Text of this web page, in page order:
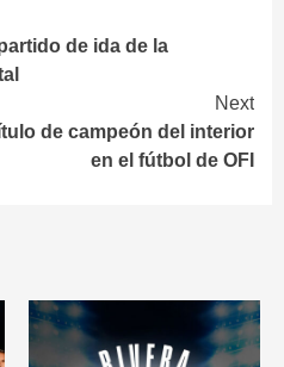
de ida de la
Next
de campeón del interior
en el fútbol de OFI